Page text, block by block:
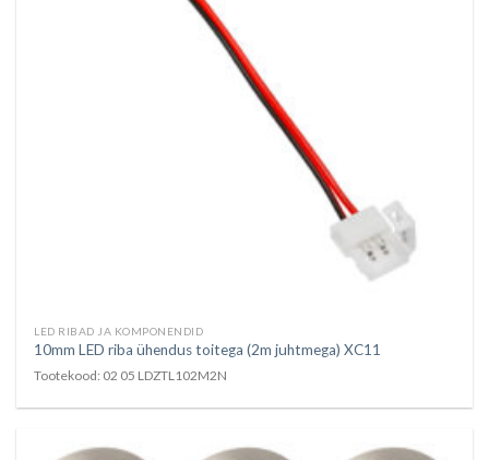
LED RIBAD JA KOMPONENDID
10mm LED riba ühendus toitega (2m juhtmega) XC11
Tootekood: 02 05 LDZTL102M2N